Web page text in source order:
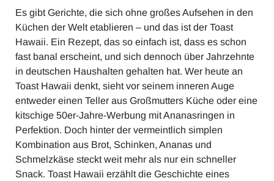
Es gibt Gerichte, die sich ohne großes Aufsehen in den
Küchen der Welt etablieren – und das ist der Toast
Hawaii. Ein Rezept, das so einfach ist, dass es schon
fast banal erscheint, und sich dennoch über Jahrzehnte
in deutschen Haushalten gehalten hat. Wer heute an
Toast Hawaii denkt, sieht vor seinem inneren Auge
entweder einen Teller aus Großmutters Küche oder eine
kitschige 50er-Jahre-Werbung mit Ananasringen in
Perfektion. Doch hinter der vermeintlich simplen
Kombination aus Brot, Schinken, Ananas und
Schmelzkäse steckt weit mehr als nur ein schneller
Snack. Toast Hawaii erzählt die Geschichte eines